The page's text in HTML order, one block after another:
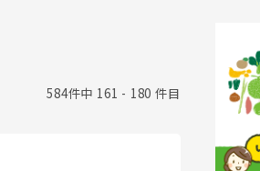
584件中 161 - 180 件目